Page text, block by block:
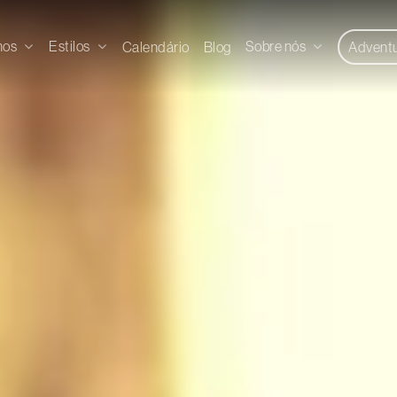
Estilos Calendário Blog Sobre nós